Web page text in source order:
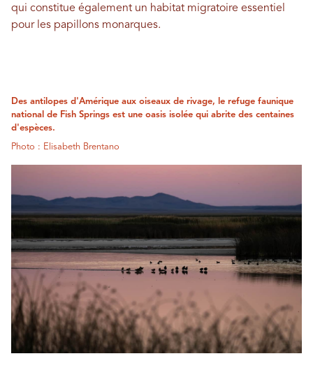
qui constitue également un habitat migratoire essentiel
pour les papillons monarques.
Des antilopes d'Amérique aux oiseaux de rivage, le refuge faunique
national de Fish Springs est une oasis isolée qui abrite des centaines
d'espèces.
Photo : Elisabeth Brentano